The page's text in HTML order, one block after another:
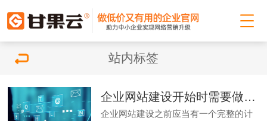
站内标签
企业网站建设开始时需要做哪些策划
企业网站建设之前应当有一个完整的计